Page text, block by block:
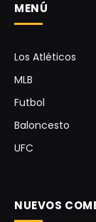
MENÚ
Los Atléticos
MLB
Futbol
Baloncesto
UFC
NUEVOS